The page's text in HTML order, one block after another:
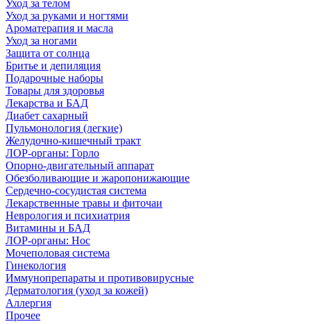
Уход за телом
Уход за руками и ногтями
Ароматерапия и масла
Уход за ногами
Защита от солнца
Бритье и депиляция
Подарочные наборы
Товары для здоровья
Лекарства и БАД
Диабет сахарный
Пульмонология (легкие)
Желудочно-кишечный тракт
ЛОР-органы: Горло
Опорно-двигательный аппарат
Обезболивающие и жаропонижающие
Сердечно-сосудистая система
Лекарственные травы и фиточаи
Неврология и психиатрия
Витамины и БАД
ЛОР-органы: Нос
Мочеполовая система
Гинекология
Иммунопрепараты и противовирусные
Дерматология (уход за кожей)
Аллергия
Прочее